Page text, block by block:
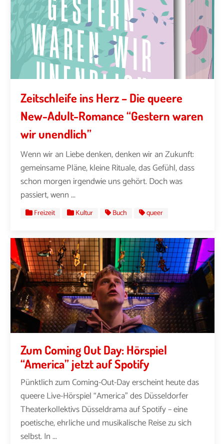
Zeitschleife ins Herz – Die queere
New-Adult-Romance “Gestern waren
wir unendlich”
Wenn wir an Liebe denken, denken wir an Zukunft:
gemeinsame Pläne, kleine Rituale, das Gefühl, dass
schon morgen irgendwie uns gehört. Doch was
passiert, wenn ...
Freizeit Kultur Buch queer
Zum Coming Out Day: Hörspiel
“America” jetzt auf Spotify
Pünktlich zum Coming-Out-Day erscheint heute das
queere Live-Hörspiel “America” des Düsseldorfer
Theaterkollektivs Düsseldrama auf Spotify – eine
poetische, ehrliche und musikalische Reise zu sich
selbst. In ...